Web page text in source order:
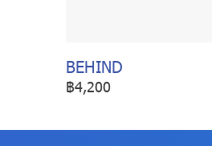
BEHIND
฿4,200